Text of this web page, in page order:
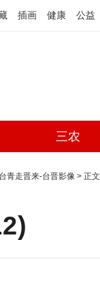
插画 健康 公益
三农
青走晋来-台晋影像 > 正文
)